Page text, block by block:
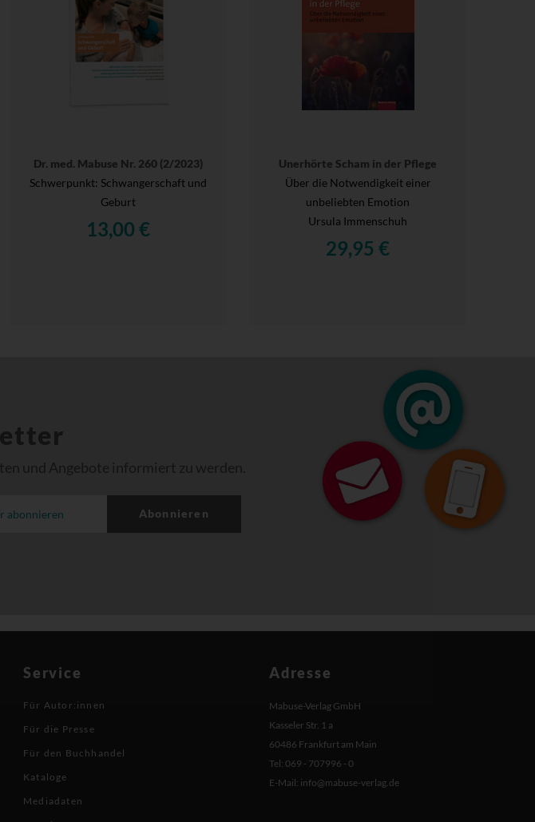
Dr. med. Mabuse Nr. 260 (2/2023)
Schwerpunkt: Schwangerschaft und
Geburt
13,00 €
Unerhörte Scham in der Pflege
Über die Notwendigkeit einer
unbeliebten Emotion
Ursula Immenschuh
29,95 €
und Angebote informiert zu werden.
Abonnieren
Service
Für Autor:innen
Für die Presse
Für den Buchhandel
Kataloge
Mediadaten
Adresse
Mabuse-Verlag GmbH
Kasseler Str. 1 a
60486 Frankfurt am Main
Tel: 069 - 707996 - 0
E-Mail: info@mabuse-verlag.de